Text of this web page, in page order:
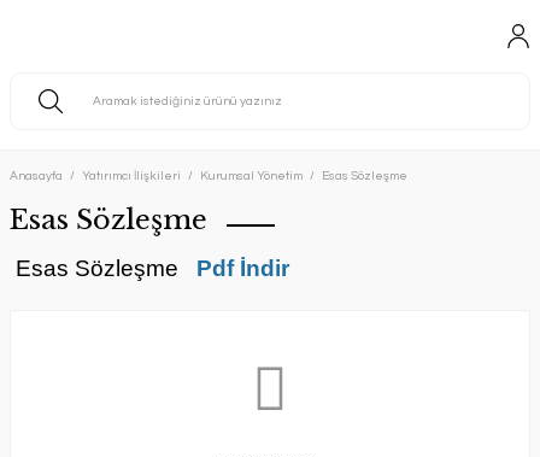
Anasayfa Yatırımcı İlişkileri Kurumsal Yönetim Esas Sözleşme
Esas Sözleşme
Esas Sözleşme Pdf İndir